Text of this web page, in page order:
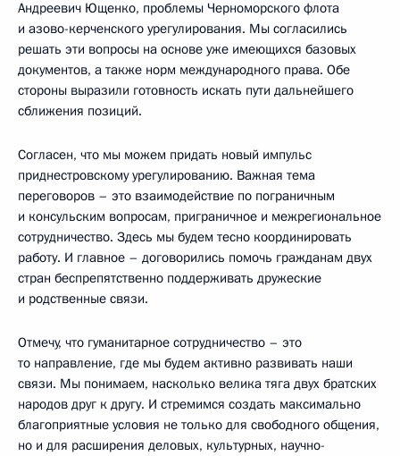
Андреевич Ющенко, проблемы Черноморского флота
и азово-керченского урегулирования. Мы согласились
решать эти вопросы на основе уже имеющихся базовых
документов, а также норм международного права. Обе
стороны выразили готовность искать пути дальнейшего
сближения позиций.
Согласен, что мы можем придать новый импульс
приднестровскому урегулированию. Важная тема
переговоров – это взаимодействие по пограничным
и консульским вопросам, приграничное и межрегиональное
сотрудничество. Здесь мы будем тесно координировать
работу. И главное – договорились помочь гражданам двух
стран беспрепятственно поддерживать дружеские
и родственные связи.
Отмечу, что гуманитарное сотрудничество – это
то направление, где мы будем активно развивать наши
связи. Мы понимаем, насколько велика тяга двух братских
народов друг к другу. И стремимся создать максимально
благоприятные условия не только для свободного общения,
но и для расширения деловых, культурных, научно-